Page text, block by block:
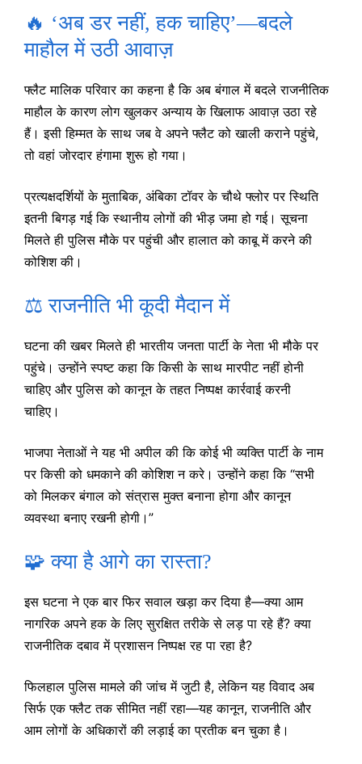
🔥 ‘अब डर नहीं, हक चाहिए’—बदले
माहौल में उठी आवाज़
फ्लैट मालिक परिवार का कहना है कि अब बंगाल में बदले राजनीतिक
माहौल के कारण लोग खुलकर अन्याय के खिलाफ आवाज़ उठा रहे
हैं। इसी हिम्मत के साथ जब वे अपने फ्लैट को खाली कराने पहुंचे,
तो वहां जोरदार हंगामा शुरू हो गया।
प्रत्यक्षदर्शियों के मुताबिक, अंबिका टॉवर के चौथे फ्लोर पर स्थिति
इतनी बिगड़ गई कि स्थानीय लोगों की भीड़ जमा हो गई। सूचना
मिलते ही पुलिस मौके पर पहुंची और हालात को काबू में करने की
कोशिश की।
⚖️ राजनीति भी कूदी मैदान में
घटना की खबर मिलते ही भारतीय जनता पार्टी के नेता भी मौके पर
पहुंचे। उन्होंने स्पष्ट कहा कि किसी के साथ मारपीट नहीं होनी
चाहिए और पुलिस को कानून के तहत निष्पक्ष कार्रवाई करनी
चाहिए।
भाजपा नेताओं ने यह भी अपील की कि कोई भी व्यक्ति पार्टी के नाम
पर किसी को धमकाने की कोशिश न करे। उन्होंने कहा कि “सभी
को मिलकर बंगाल को संत्रास मुक्त बनाना होगा और कानून
व्यवस्था बनाए रखनी होगी।”
🧩 क्या है आगे का रास्ता?
इस घटना ने एक बार फिर सवाल खड़ा कर दिया है—क्या आम
नागरिक अपने हक के लिए सुरक्षित तरीके से लड़ पा रहे हैं? क्या
राजनीतिक दबाव में प्रशासन निष्पक्ष रह पा रहा है?
फिलहाल पुलिस मामले की जांच में जुटी है, लेकिन यह विवाद अब
सिर्फ एक फ्लैट तक सीमित नहीं रहा—यह कानून, राजनीति और
आम लोगों के अधिकारों की लड़ाई का प्रतीक बन चुका है।